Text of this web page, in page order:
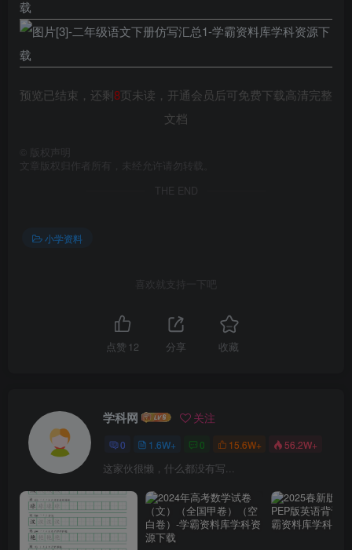
预览已结束，还剩8页未读，开通会员后可免费下载高清完整
文档
版权声明
文章版权归作者所有，未经允许请勿转载。
THE END
小学资料
喜欢就支持一下吧
点赞 12 分享 收藏
学科网 关注
0 1.6W+ 0 15.6W+ 56.2W+
这家伙很懒，什么都没有写...